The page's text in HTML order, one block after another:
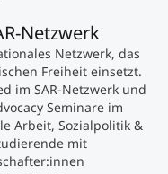
Netzwerk
Netzwerk, das
Freiheit einsetzt.
im SAR-Netzwerk und
Seminare im
Arbeit, Sozialpolitik &
mit